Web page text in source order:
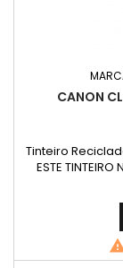
CANON
Tinteiro
ESTE
COM